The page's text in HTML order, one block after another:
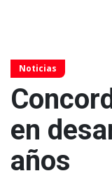
Noticias
en
años